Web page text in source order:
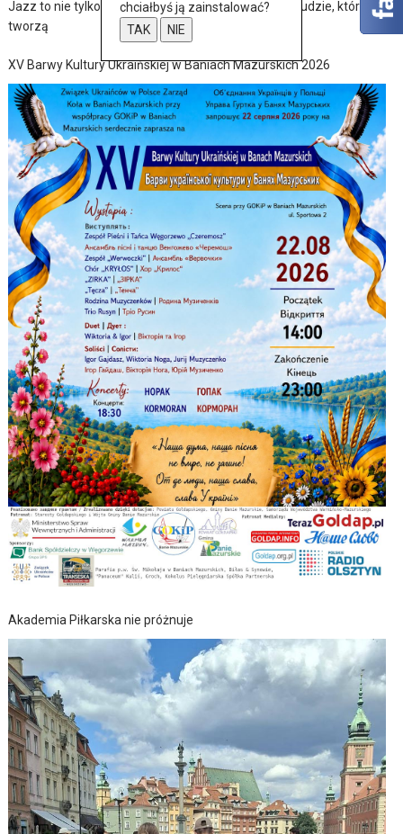
Jazz to nie tylko muzyka – to także historia, pasja i ludzie, którzy ją
tworzą
XV Barwy Kultury Ukraińskiej w Baniach Mazurskich 2026
Akademia Piłkarska nie próżnuje
chciałbyś ją zainstalować?
TAK
NIE